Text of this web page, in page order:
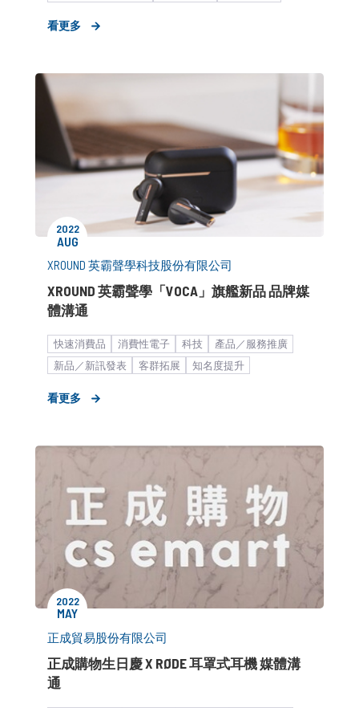
看更多
2022
AUG
XROUND 英霸聲學科技股份有限公司
XROUND 英霸聲學「VOCA」旗艦新品 品牌媒
體溝通
快速消費品 消費性電子 科技
產品／服務推廣
新品／新訊發表
客群拓展
知名度提升
新創產業_商務開發
看更多
2022
MAY
正成貿易股份有限公司
正成購物生日慶 X RØDE 耳罩式耳機 媒體溝
通